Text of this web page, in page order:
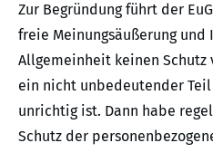
Zur Begründung führt der
freie Meinungsäußerung
Allgemeinheit keinen
ein nicht unbedeutender
unrichtig ist. Dann habe
Schutz der